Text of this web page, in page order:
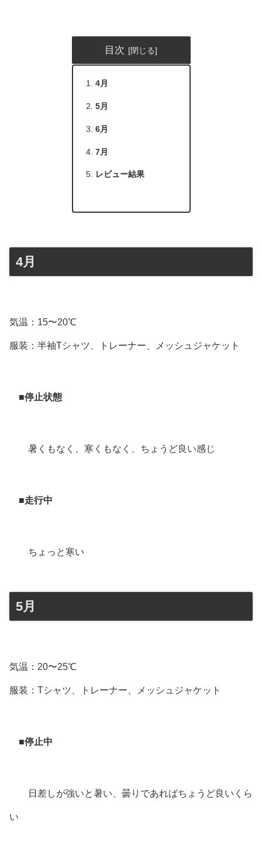
目次
4月
5月
6月
7月
レビュー結果
4月
気温：15〜20℃
服装：半袖Tシャツ、トレーナー、メッシュジャケット
■停止状態
暑くもなく、寒くもなく、ちょうど良い感じ
■走行中
ちょっと寒い
5月
気温：20〜25℃
服装：Tシャツ、トレーナー、メッシュジャケット
■停止中
日差しが強いと暑い、曇りであればちょうど良いくら
い